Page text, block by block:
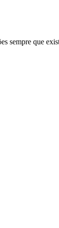
sempre que